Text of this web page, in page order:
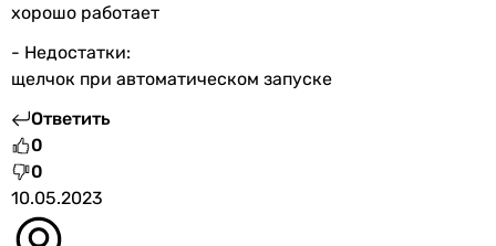
хорошо работает
- Недостатки:
щелчок при автоматическом запуске
Ответить
0
0
10.05.2023